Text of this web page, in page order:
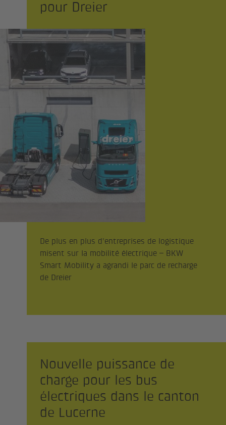
pour Dreier
De plus en plus d'entreprises de logistique
misent sur la mobilité électrique – BKW
Smart Mobility a agrandi le parc de recharge
de Dreier
Nouvelle puissance de
charge pour les bus
électriques dans le canton
de Lucerne